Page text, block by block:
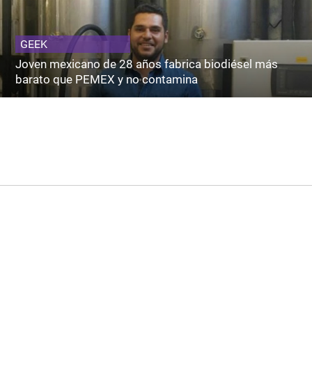
GEEK
Joven mexicano de 28 años fabrica biodiésel más
barato que PEMEX y no contamina